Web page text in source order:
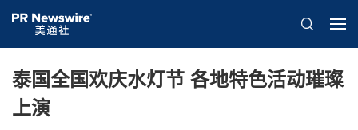
泰国全国欢庆水灯节 各地特色活动璀璨
上演